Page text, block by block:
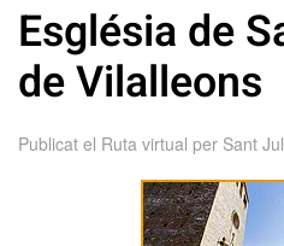
Església de
de Vilalleons
Publicat el Ruta virtual per Sant